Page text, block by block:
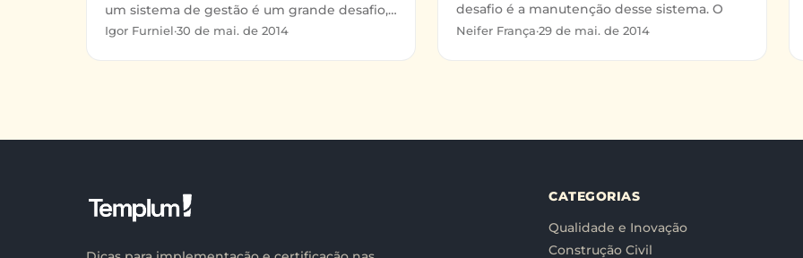
um sistema de gestão é um grande desafio,
sem eles é um sonho distante...
Igor Furniel·30 de mai. de 2014
desafio é a manutenção desse sistema. O
acompanhamento contínuo, a at
Neifer França·29 de mai. de 2014
CATEGORIAS
Qualidade e Inovação
Construção Civil